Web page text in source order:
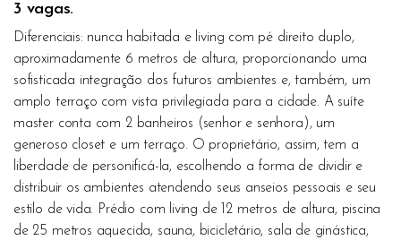
3 vagas.
Diferenciais: nunca habitada e living com pé direito duplo,
aproximadamente 6 metros de altura, proporcionando uma
sofisticada integração dos futuros ambientes e, também, um
amplo terraço com vista privilegiada para a cidade. A suíte
master conta com 2 banheiros (senhor e senhora), um
generoso closet e um terraço. O proprietário, assim, tem a
liberdade de personificá-la, escolhendo a forma de dividir e
distribuir os ambientes atendendo seus anseios pessoais e seu
estilo de vida. Prédio com living de 12 metros de altura, piscina
de 25 metros aquecida, sauna, bicicletário, sala de ginástica,